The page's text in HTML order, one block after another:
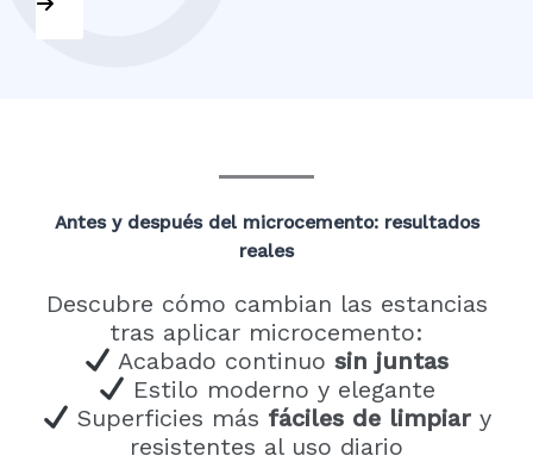
Antes y después del microcemento: resultados
reales
Descubre cómo cambian las estancias
tras aplicar microcemento:
Acabado continuosin juntas
Estilo moderno y elegante
Superficies más fáciles de limpiary
resistentes al uso diario